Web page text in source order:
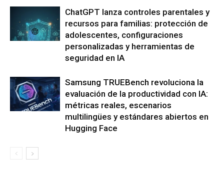
ChatGPT lanza controles parentales y
recursos para familias: protección de
adolescentes, configuraciones
personalizadas y herramientas de
seguridad en IA
Samsung TRUEBench revoluciona la
evaluación de la productividad con IA:
métricas reales, escenarios
multilingües y estándares abiertos en
Hugging Face